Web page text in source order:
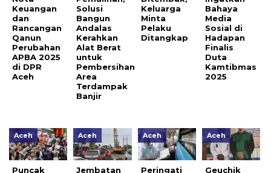
Keuangan
dan
Rancangan
Qanun
Perubahan
APBA 2025
di DPR
Aceh
Solusi
Bangun
Andalas
Kerahkan
Alat Berat
untuk
Pembersihan
Area
Terdampak
Banjir
Keluarga
Minta
Pelaku
Ditangkap
Bahaya
Media
Sosial di
Hadapan
Finalis
Duta
Kamtibmas
2025
Aceh
Puncak
Aceh
Jembatan
Aceh
Peringati
Aceh
Geuchik